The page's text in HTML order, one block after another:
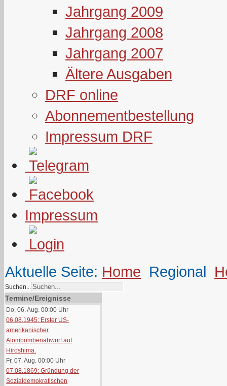
Jahrgang 2009
Jahrgang 2008
Jahrgang 2007
Ältere Ausgaben
DRF online
Abonnementbestellung
Impressum DRF
Impressum
Aktuelle Seite: Home Regional
Suchen...
Termine/Ereignisse
Do, 06. Aug. 00:00 Uhr
06.08.1945: Erster US-
amerikanischer
Atombombenabwurf auf
Hiroshima.
Fr, 07. Aug. 00:00 Uhr
07.08.1869: Gründung der
Sozialdemokratischen